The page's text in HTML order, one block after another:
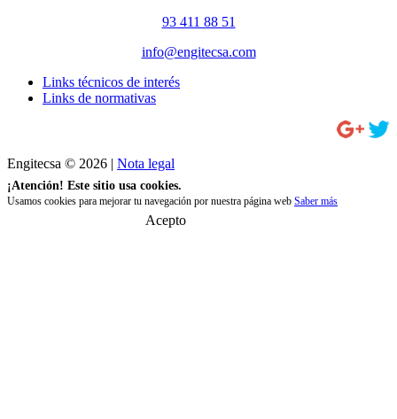
93 411 88 51
info@engitecsa.com
Links técnicos de interés
Links de normativas
Engitecsa © 2026 | Nota legal
¡Atención! Este sitio usa cookies.
Usamos cookies para mejorar tu navegación por nuestra página web Saber más
Acepto